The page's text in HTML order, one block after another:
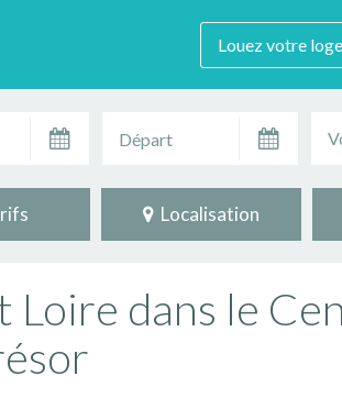
Louez votre
Localisation
dans le